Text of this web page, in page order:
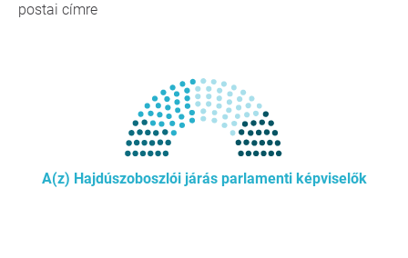
postai címre
A(z) Hajdúszoboszlói járás parlamenti képviselők